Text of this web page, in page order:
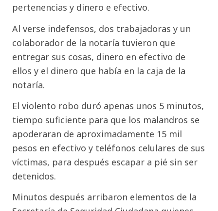
pertenencias y dinero e efectivo.
Al verse indefensos, dos trabajadoras y un
colaborador de la notaría tuvieron que
entregar sus cosas, dinero en efectivo de
ellos y el dinero que había en la caja de la
notaría.
El violento robo duró apenas unos 5 minutos,
tiempo suficiente para que los malandros se
apoderaran de aproximadamente 15 mil
pesos en efectivo y teléfonos celulares de sus
víctimas, para después escapar a pié sin ser
detenidos.
Minutos después arribaron elementos de la